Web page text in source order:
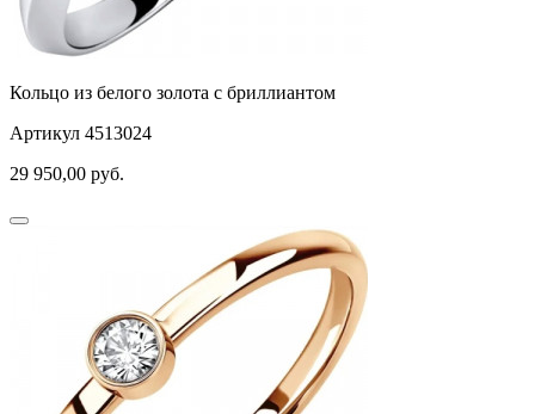
Кольцо из белого золота с бриллиантом
Артикул 4513024
29 950,00 руб.